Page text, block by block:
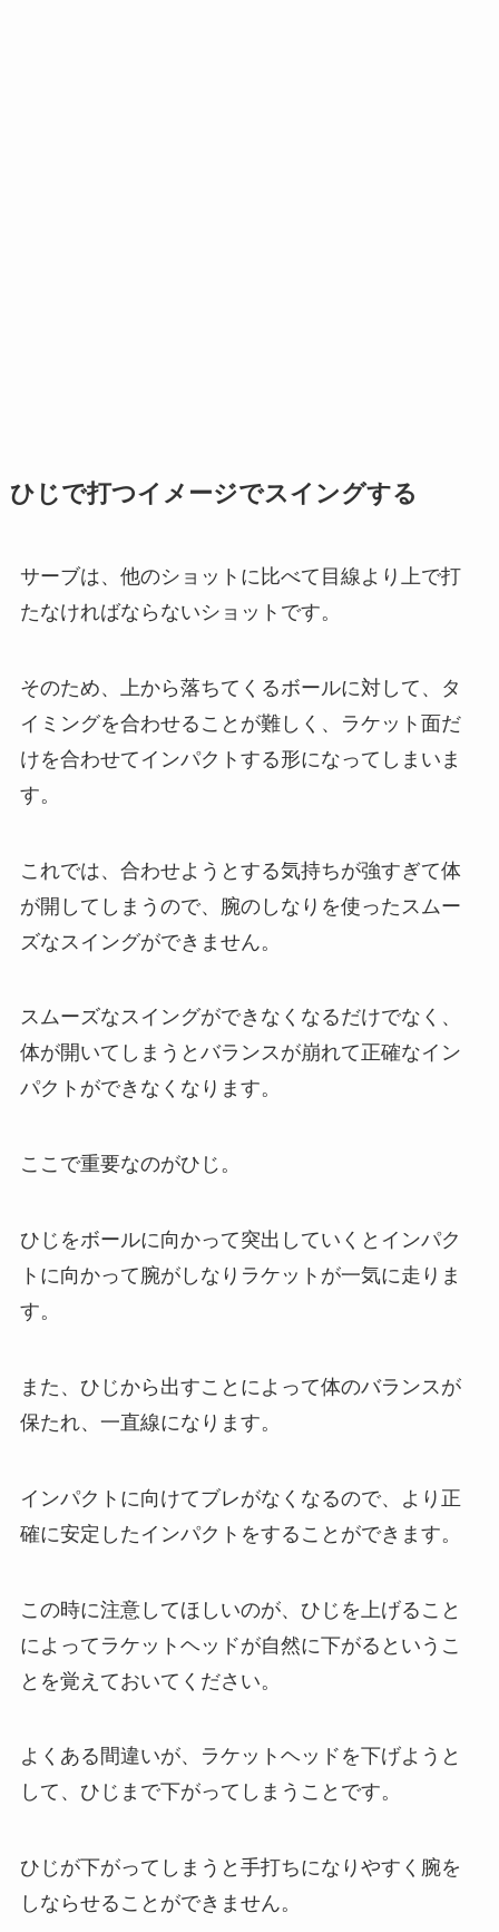
ひじで打つイメージでスイングする
サーブは、他のショットに比べて目線より上で打
たなければならないショットです。
そのため、上から落ちてくるボールに対して、タ
イミングを合わせることが難しく、ラケット面だ
けを合わせてインパクトする形になってしまいま
す。
これでは、合わせようとする気持ちが強すぎて体
が開してしまうので、腕のしなりを使ったスムー
ズなスイングができません。
スムーズなスイングができなくなるだけでなく、
体が開いてしまうとバランスが崩れて正確なイン
パクトができなくなります。
ここで重要なのがひじ。
ひじをボールに向かって突出していくとインパク
トに向かって腕がしなりラケットが一気に走りま
す。
また、ひじから出すことによって体のバランスが
保たれ、一直線になります。
インパクトに向けてブレがなくなるので、より正
確に安定したインパクトをすることができます。
この時に注意してほしいのが、ひじを上げること
によってラケットヘッドが自然に下がるというこ
とを覚えておいてください。
よくある間違いが、ラケットヘッドを下げようと
して、ひじまで下がってしまうことです。
ひじが下がってしまうと手打ちになりやすく腕を
しならせることができません。